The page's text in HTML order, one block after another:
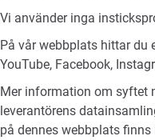
Vi använder inga
På vår webbplats hittar du
YouTube, Facebook,
Mer information om syftet
leverantörens
på dennes webbplats